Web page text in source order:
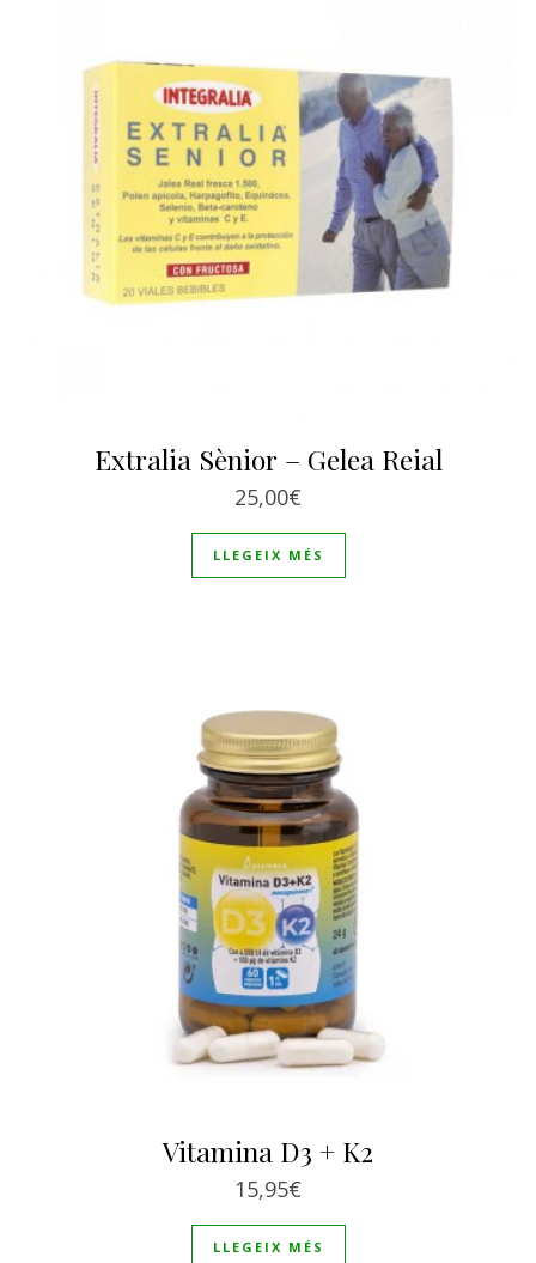
Extralia Sènior – Gelea Reial
25,00€
LLEGEIX MÉS
Vitamina D3 + K2
15,95€
LLEGEIX MÉS